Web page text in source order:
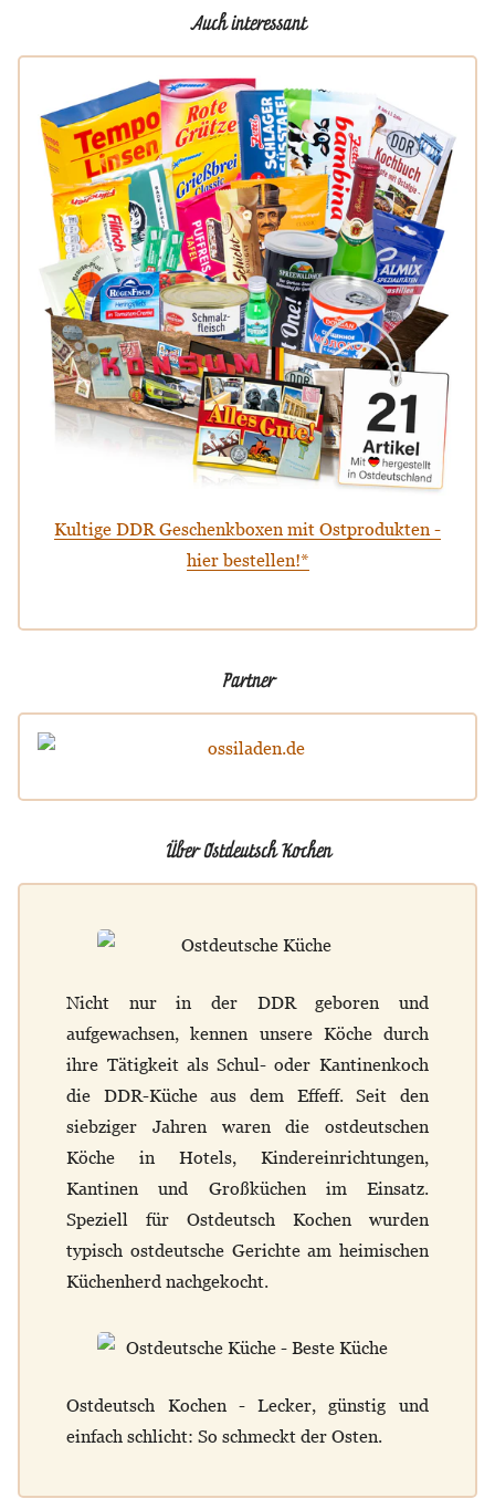
Auch interessant
Kultige DDR Geschenkboxen mit Ostprodukten -
hier bestellen!*
Partner
Über Ostdeutsch Kochen
Nicht nur in der DDR geboren und
aufgewachsen, kennen unsere Köche durch
ihre Tätigkeit als Schul- oder Kantinenkoch
die DDR-Küche aus dem Effeff. Seit den
siebziger Jahren waren die ostdeutschen
Köche in Hotels, Kindereinrichtungen,
Kantinen und Großküchen im Einsatz.
Speziell für Ostdeutsch Kochen wurden
typisch ostdeutsche Gerichte am heimischen
Küchenherd nachgekocht.
Ostdeutsch Kochen - Lecker, günstig und
einfach schlicht: So schmeckt der Osten.